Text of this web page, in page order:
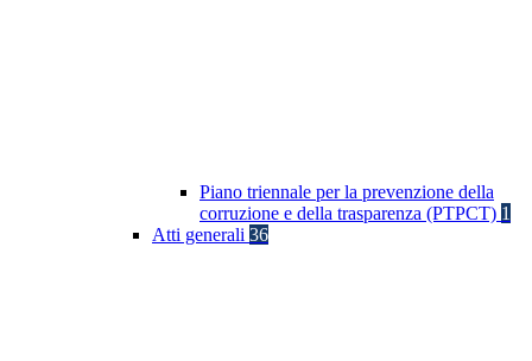
Piano triennale per la prevenzione della
corruzione e della trasparenza (PTPCT) 1
Atti generali 36